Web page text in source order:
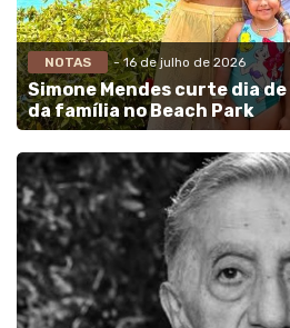
NOTAS - 16 de julho de 2026
Simone Mendes curte dia
da família no Beach Park